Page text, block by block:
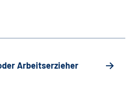
Arbeitserzieher